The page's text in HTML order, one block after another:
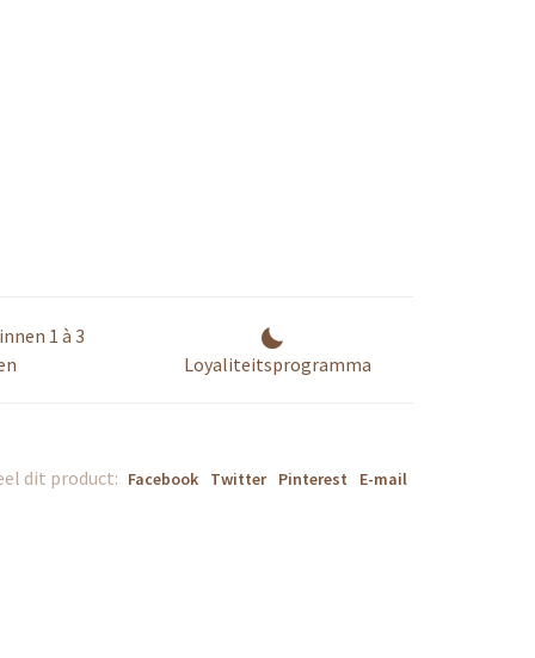
1 à 3
Loyaliteitsprogramma
dit product: Facebook Twitter Pinterest E-mail